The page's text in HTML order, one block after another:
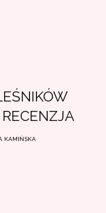
KAMIŃSKA